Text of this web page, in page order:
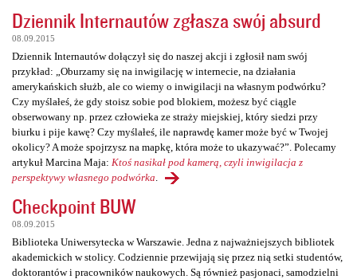
Dziennik Internautów zgłasza swój absurd
08.09.2015
Dziennik Internautów dołączył się do naszej akcji i zgłosił nam swój
przykład: „Oburzamy się na inwigilację w internecie, na działania
amerykańskich służb, ale co wiemy o inwigilacji na własnym podwórku?
Czy myślałeś, że gdy stoisz sobie pod blokiem, możesz być ciągle
obserwowany np. przez człowieka ze straży miejskiej, który siedzi przy
biurku i pije kawę? Czy myślałeś, ile naprawdę kamer może być w Twojej
okolicy? A może spojrzysz na mapkę, która może to ukazywać?”. Polecamy
artykuł Marcina Maja: Ktoś nasikał pod kamerą, czyli inwigilacja z
perspektywy własnego podwórka
Checkpoint BUW
08.09.2015
Biblioteka Uniwersytecka w Warszawie. Jedna z najważniejszych bibliotek
akademickich w stolicy. Codziennie przewijają się przez nią setki studentów,
doktorantów i pracowników naukowych. Są również pasjonaci, samodzielni